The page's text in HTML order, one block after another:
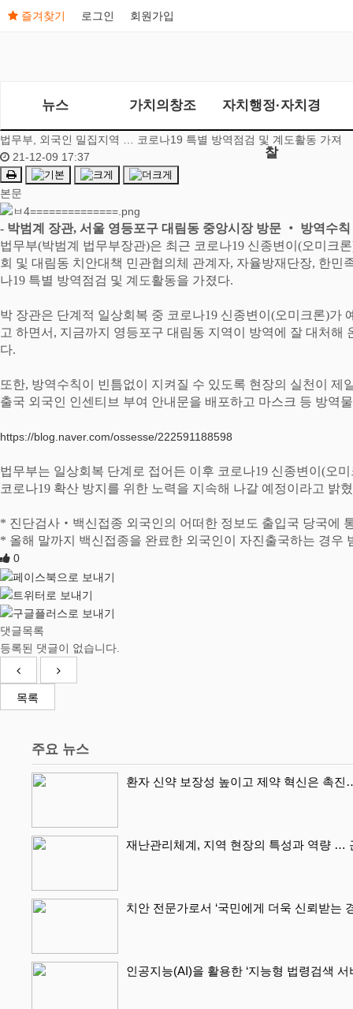
즐겨찾기 로그인 회원가입
뉴스 가치의창조 자치행정·자치경
찰
법무부, 외국인 밀집지역 … 코로나19 특별 방역점검 및 계도활동 가져
21-12-09 17:37
본문
- 박범계 장관, 서울 영등포구 대림동 중앙시장 방문 ‧ 방역수
법무부(박범계 법무부장관)은 최근 코로나19 신종변이 (오미크론
회 및 대림동 치안대책 민관협의체 관계자, 자율방재단장, 한민
나19 특별 방역점검 및 계도활동을 가졌다.
박 장관은 단계적 일상회복 중 코로나19 신종변이 (오미크론)가
고 하면서 , 지금까지 영등포구 대림동 지역이 방역에 잘 대처해
다.
또한, 방역수칙이 빈틈없이 지켜질 수 있도록 현장의 실천이
출국 외국인 인센티브 부여 안내문을 배포하고 마스크 등 방역
https://blog.naver.com/ossesse/222591188598
법무부는 일상회복 단계로 접어든 이후 코로나19 신종변이 (오
코로나19 확산 방지를 위한 노력을 지속해 나갈 예정이라고 밝
* 진단검사 ‧ 백신접종 외국인의 어떠한 정보도 출입국 당국에
* 올해 말까지 백신접종을 완료한 외국인이 자진출국하는 경우
0
댓글목록
등록된 댓글이 없습니다.
목록
주요 뉴스
환자 신약 보장성 높이고 제약 혁신은 촉
재난관리체계, 지역 현장의 특성과 역량 …
치안 전문가로서 ‘국민에게 더욱 신뢰받는
인공지능(AI)을 활용한 ‘지능형 법령검색 서